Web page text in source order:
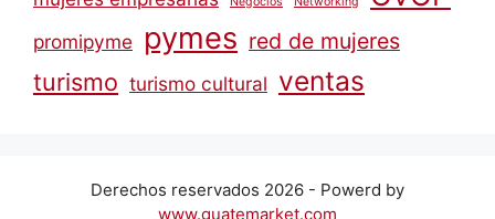
promipyme pymes red de mujeres
turismo turismo cultural ventas
Derechos reservados 2026 - Powerd by
www.guatemarket.com